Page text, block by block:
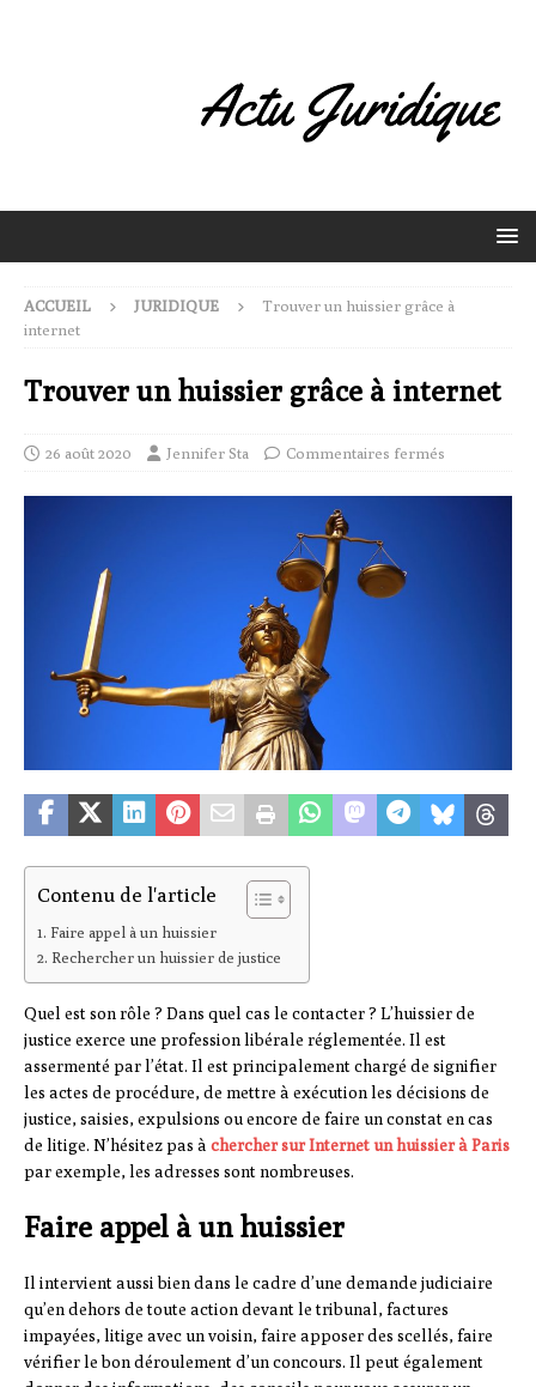
ACCUEIL JURIDIQUE
Trouver un huissier grâce à
internet
Trouver un huissier grâce à internet
26 août 2020 Jennifer Sta Commentaires fermés
Contenu de l'article
Faire appel à un huissier
Rechercher un huissier de justice
Quel est son rôle ? Dans quel cas le contacter ? L’huissier de
justice exerce une profession libérale réglementée. Il est
assermenté par l’état. Il est principalement chargé de signifier
les actes de procédure, de mettre à exécution les décisions de
justice, saisies, expulsions ou encore de faire un constat en cas
de litige. N’hésitez pas à chercher sur Internet un huissier à Paris
par exemple, les adresses sont nombreuses.
Faire appel à un huissier
Il intervient aussi bien dans le cadre d’une demande judiciaire
qu’en dehors de toute action devant le tribunal, factures
impayées, litige avec un voisin, faire apposer des scellés, faire
vérifier le bon déroulement d’un concours. Il peut également